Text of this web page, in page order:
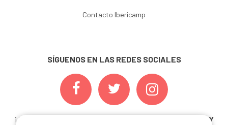
Contacto Ibericamp
SÍGUENOS EN LAS REDES SOCIALES
¡ Y NO TE PIERDAS NUESTRAS
OFERTAS, CONCURSOS Y